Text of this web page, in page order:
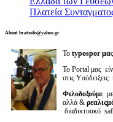
Πλατεία
About bratsolis@yahoo.gr
Το typospor μα
Το Portal μας
στις
Φιλοδοξούμε
αλλά &
διαδικτυακό